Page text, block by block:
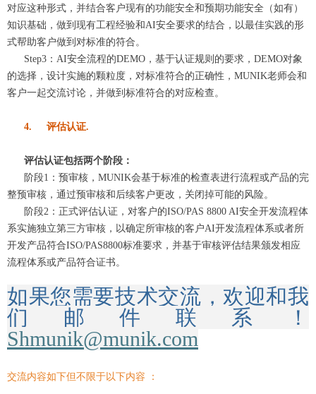
对应这种形式，并结合客户现有的功能安全和预期功能安全（如有）
知识基础，做到现有工程经验和AI安全要求的结合，以最佳实践的形
式帮助客户做到对标准的符合。
Step3：AI安全流程的DEMO，基于认证规则的要求，DEMO对象
的选择，设计实施的颗粒度，对标准符合的正确性，MUNIK老师会和
客户一起交流讨论，并做到标准符合的对应检查。
4. 评估认证.
评估认证包括两个阶段：
阶段1：预审核，MUNIK会基于标准的检查表进行流程或产品的完
整预审核，通过预审核和后续客户更改，关闭掉可能的风险。
阶段2：正式评估认证，对客户的ISO/PAS 8800 AI安全开发流程体
系实施独立第三方审核，以确定所审核的客户AI开发流程体系或者所
开发产品符合ISO/PAS8800标准要求，并基于审核评估结果颁发相应
流程体系或产品符合证书。
如果您需要技术交流，欢迎和我
们邮件联系！
Shmunik@munik.com
交流内容如下但不限于以下内容 ：